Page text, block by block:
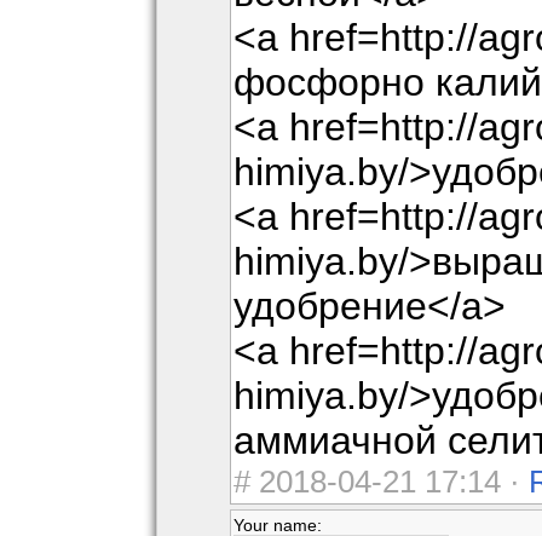
<a href=http://
фосфорно
<a href=http://
himiya.by/
<a href=http://
himiya.by/
удобрение</a>
<a href=http://
himiya.by/
аммиачной
#2018-04-21 17:14 ·
Your name: